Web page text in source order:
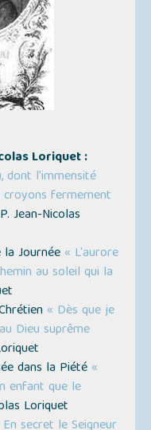
Loriquet :
dont l’immensité
fermement
Jean-Nicolas
Journée « L'aurore
au soleil qui la
« Dès que je
Dieu suprême
dans la Piété «
enfant que le
Loriquet